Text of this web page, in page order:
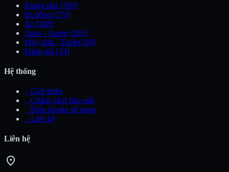
Khám phá [589]
Di động [273]
Xe [268]
Apps - Game [205]
Máy tính - Tablet [69]
Đánh giá [24]
Hệ thống
Giới thiệu
Chính sách bảo mật
Điều khoản sử dụng
Liên hệ
Liên hệ
location_on